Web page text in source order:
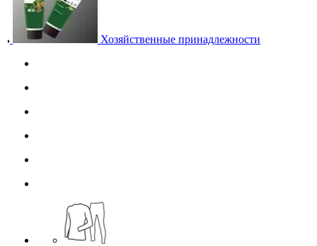
Хозяйственные принадлежности